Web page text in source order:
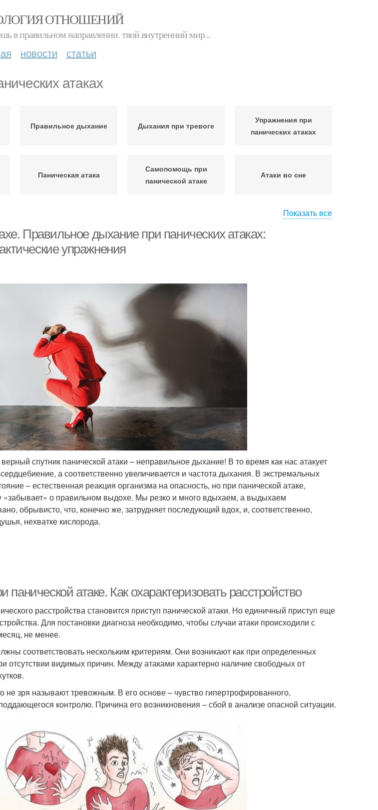
ОТНОШЕНИЙ
в правильном направлении. твой внутренний мир...
новости статьи
атаках
Правильное дыхание Дыхания при тревоге
Упражнения при
панических атаках
Паническая атака
Самопомощь при
панической атаке
Атаки во сне
беременности
дыхание
Атаки в домашних
Показать все
Правильное дыхание при панических атаках:
упражнения
спутник панической атаки – неправильное дыхание! В то время как нас атакует
а соответственно увеличивается и частота дыхания. В экстремальных
– естественная реакция организма на опасность, но при панической атаке,
«забывает» о правильном выдохе. Мы резко и много вдыхаем, а выдыхаем
обрывисто, что, конечно же, затрудняет последующий вдох, и, соответственно,
нехватке кислорода.
панической атаке. Как охарактеризовать расстройство
расстройства становится приступ панической атаки. Но единичный приступ еще
Для постановки диагноза необходимо, чтобы случаи атаки происходили с
не менее.
соответствовать нескольким критериям. Они возникают как при определенных
отсутствии видимых причин. Между атаками характерно наличие свободных от
не зря называют тревожным. В его основе – чувство гипертрофированного,
контролю. Причина его возникновения – сбой в анализе опасной ситуации.